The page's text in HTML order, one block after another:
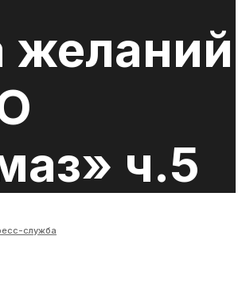
желаний
ч.5
служба